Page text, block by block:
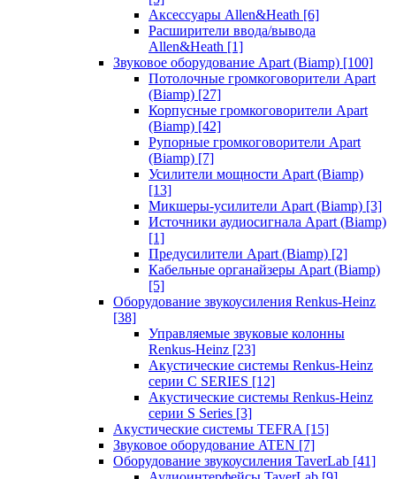
Аксессуары Allen&Heath [6]
Расширители ввода/вывода
Allen&Heath [1]
Звуковое оборудование Apart (Biamp) [100]
Потолочные громкоговорители Apart
(Biamp) [27]
Корпусные громкоговорители Apart
(Biamp) [42]
Рупорные громкоговорители Apart
(Biamp) [7]
Усилители мощности Apart (Biamp)
[13]
Микшеры-усилители Apart (Biamp) [3]
Источники аудиосигнала Apart (Biamp)
[1]
Предусилители Apart (Biamp) [2]
Кабельные органайзеры Apart (Biamp)
[5]
Оборудование звукоусиления Renkus-Heinz
[38]
Управляемые звуковые колонны
Renkus-Heinz [23]
Акустические системы Renkus-Heinz
серии C SERIES [12]
Акустические системы Renkus-Heinz
серии S Series [3]
Акустические системы TEFRA [15]
Звуковое оборудование ATEN [7]
Оборудование звукоусиления TaverLab [41]